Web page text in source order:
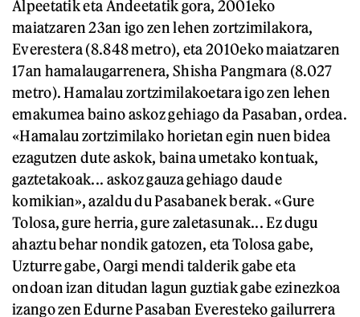
Alpeetatik eta Andeetatik gora, 2001eko
maiatzaren 23an igo zen lehen zortzimilakora,
Everestera (8.848 metro), eta 2010eko maiatzaren
17an hamalaugarrenera, Shisha Pangmara (8.027
metro). Hamalau zortzimilakoetara igo zen lehen
emakumea baino askoz gehiago da Pasaban, ordea.
«Hamalau zortzimilako horietan egin nuen bidea
ezagutzen dute askok, baina umetako kontuak,
gaztetakoak... askoz gauza gehiago daude
komikian», azaldu du Pasabanek berak. «Gure
Tolosa, gure herria, gure zaletasunak... Ez dugu
ahaztu behar nondik gatozen, eta Tolosa gabe,
Uzturre gabe, Oargi mendi talderik gabe eta
ondoan izan ditudan lagun guztiak gabe ezinezkoa
izango zen Edurne Pasaban Everesteko gailurrera